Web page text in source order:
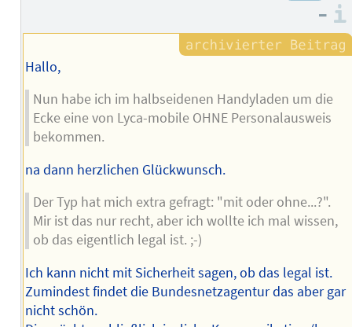
–
Hallo,
Nun habe ich im halbseidenen Handyladen um die
Ecke eine von Lyca-mobile OHNE Personalausweis
bekommen.
na dann herzlichen Glückwunsch.
Der Typ hat mich extra gefragt: "mit oder ohne...?".
Mir ist das nur recht, aber ich wollte ich mal wissen,
ob das eigentlich legal ist. ;-)
Ich kann nicht mit Sicherheit sagen, ob das legal ist.
Zumindest findet die Bundesnetzagentur das aber gar
nicht schön.